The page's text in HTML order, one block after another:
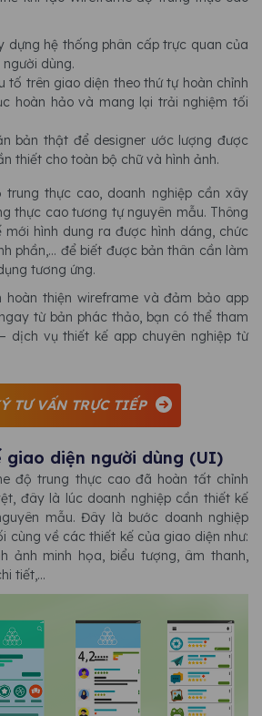
dựng hệ thống phân cấp trực quan của
dùng.
tố trên giao diện theo thứ tự hoàn chỉnh
hoàn hảo và mang lại trải nghiệm tối
bản thật để designer ước lượng được
thiết cho toàn bộ chữ và hình ảnh.
trung thực cao, doanh nghiệp cần xây
thực cao tương tự nguyên mẫu. Thông
mới hình dung ra được hình dáng, chức
phần,... để biết được bản thân cần làm
tương ứng.
thiện wireframe và đảm bảo app
từ bản phác thảo, bạn có thể tham
– dịch vụ thiết kế app chuyên nghiệp từ
TƯ VẤN TRỰC TIẾP
giao diện người dùng (UI)
độ trung thực cao đã hoàn tất chỉnh
đây là lúc doanh nghiệp cần thiết kế
mẫu. Đây là bước doanh nghiệp
cùng về các thiết kế của giao diện như:
ảnh minh họa, biểu tượng, âm thanh,
tiết,...